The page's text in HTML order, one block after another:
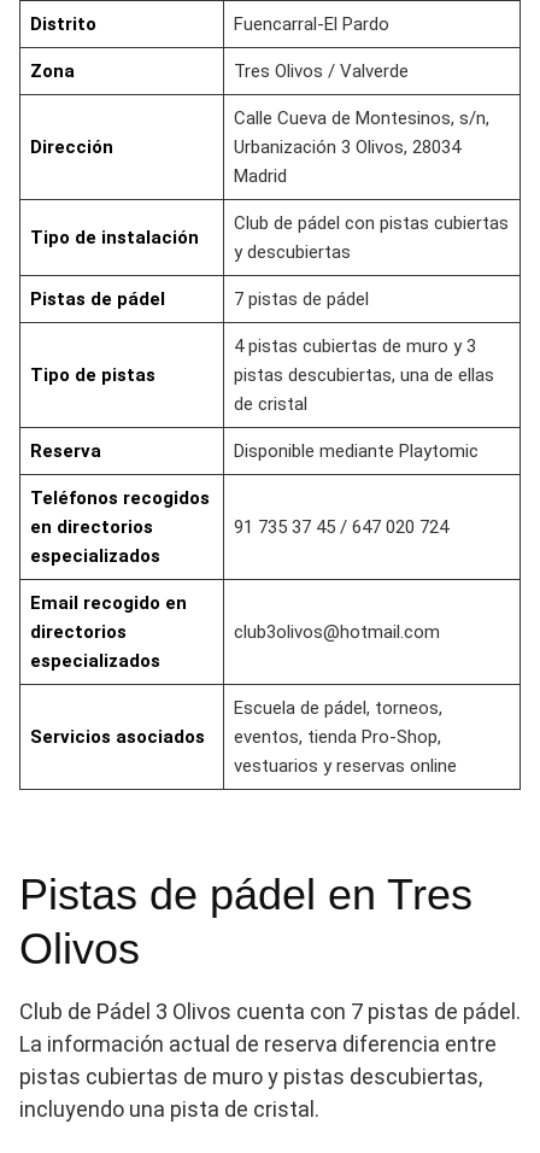
Distrito Fuencarral-El Pardo
Zona Tres Olivos / Valverde
Dirección
Calle Cueva de Montesinos, s/n,
Urbanización 3 Olivos, 28034
Madrid
Tipo de instalación
Club de pádel con pistas cubiertas
y descubiertas
Pistas de pádel 7 pistas de pádel
Tipo de pistas
4 pistas cubiertas de muro y 3
pistas descubiertas, una de ellas
de cristal
Reserva Disponible mediante Playtomic
Teléfonos recogidos
en directorios
especializados
91 735 37 45 / 647 020 724
Email recogido en
directorios
especializados
club3olivos@hotmail.com
Servicios asociados
Escuela de pádel, torneos,
eventos, tienda Pro-Shop,
vestuarios y reservas online
Pistas de pádel en Tres
Olivos
Club de Pádel 3 Olivos cuenta con 7 pistas de pádel.
La información actual de reserva diferencia entre
pistas cubiertas de muro y pistas descubiertas,
incluyendo una pista de cristal.